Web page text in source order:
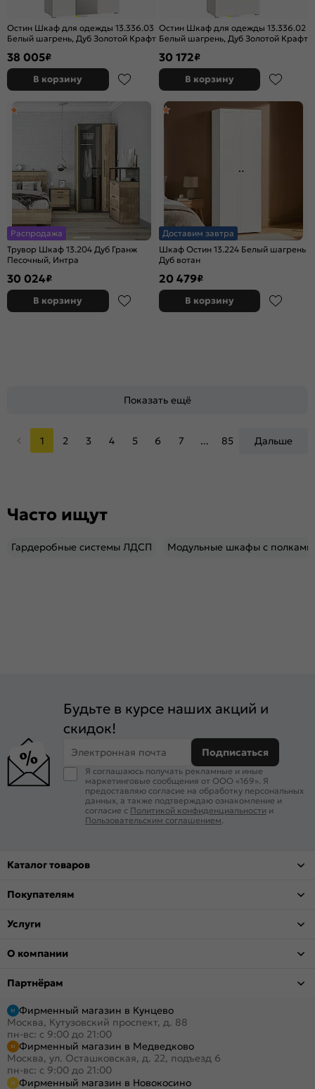
Остин Шкаф для одежды 13.336.03
Белый шагрень, Дуб Золотой Крафт
38 005₽
В корзину
Остин Шкаф для одежды 13.336.02
Белый шагрень, Дуб Золотой Крафт
30 172₽
В корзину
Распродажа
Трувор Шкаф 13.204 Дуб Гранж
Песочный, Интра
30 024₽
В корзину
Доставим завтра
Шкаф Остин 13.224 Белый шагрень
Дуб вотан
20 479₽
В корзину
Показать ещё
1 2 3 4 5 6 7 ... 85 Дальше
Часто ищут
Гардеробные системы ЛДСП Модульные шкафы с полками
Будьте в курсе наших акций и
скидок!
Электронная почта Подписаться
Я соглашаюсь получать рекламные и иные
маркетинговые сообщения от ООО «169». Я
предоставляю согласие на обработку персональных
данных, а также подтверждаю ознакомление и
согласие с Политикой конфиденциальности и
Пользовательским соглашением
Каталог товаров
Покупателям
Услуги
О компании
Партнёрам
Фирменный магазин в Кунцево
Москва, Кутузовский проспект, д. 88
пн-вс: с 9:00 до 21:00
Фирменный магазин в Медведково
Москва, ул. Осташковская, д. 22, подъезд 6
пн-вс: с 9:00 до 21:00
Фирменный магазин в Новокосино